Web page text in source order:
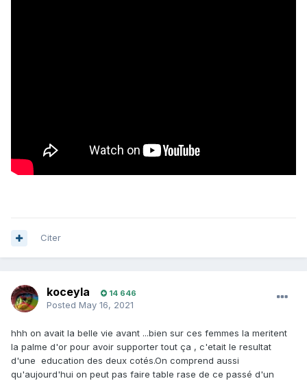
Citer
koceyla 14 646
Posted May 16, 2021
hhh on avait la belle vie avant ...bien sur ces femmes la meritent
la palme d'or pour avoir supporter tout ça , c'etait le resultat
d'une education des deux cotés.On comprend aussi
qu'aujourd'hui on peut pas faire table rase de ce passé d'un